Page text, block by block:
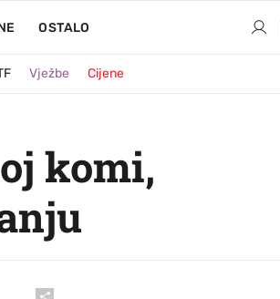
OSTALO
Vježbe Cijene
komi,